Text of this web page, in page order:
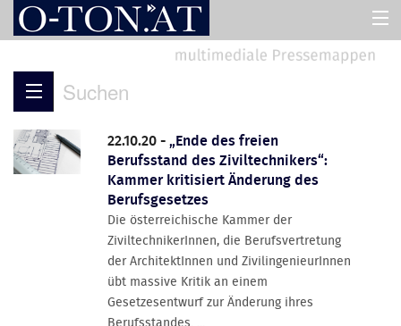
ASSISTENT
Suchen
22.10.20 -„Ende des freien
Berufsstand des Ziviltechnikers“:
Kammer kritisiert Änderung des
Berufsgesetzes
Die österreichische Kammer der
ZiviltechnikerInnen, die Berufsvertretung
der ArchitektInnen und ZivilingenieurInnen
übt massive Kritik an einem
Gesetzesentwurf zur Änderung ihres